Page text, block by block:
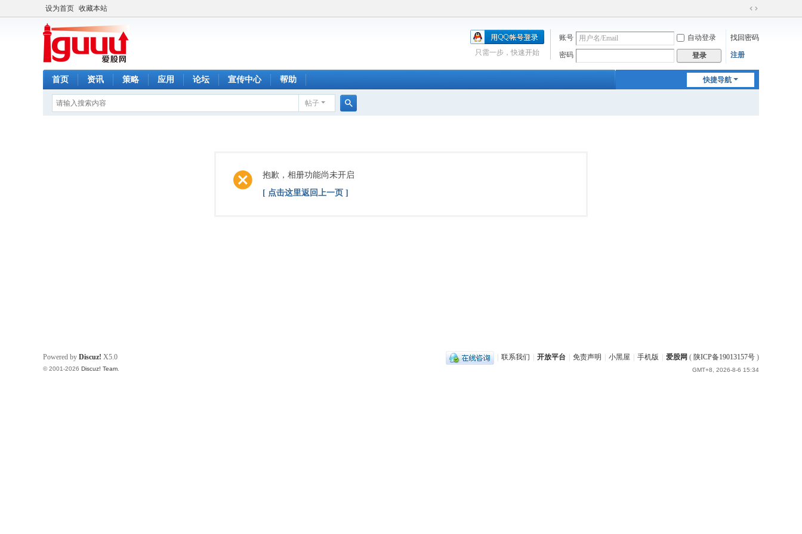
设为首页 收藏本站
切
到
账号 自动登录 找回密码
密码 登录 注册
只需一步，快速开始
快捷导航
首页 资讯 策略 应用 论坛 宣传中心 帮助
帖子
抱歉，相册功能尚未开启
[ 点击这里返回上一页 ]
联系我们 开放平台 免责声明 小黑屋 手机版 爱股网 ( 陕ICP备19013157号 )
GMT+8, 2026-8-6 15:34
Powered by Discuz! X5.0
© 2001-2026 Discuz! Team